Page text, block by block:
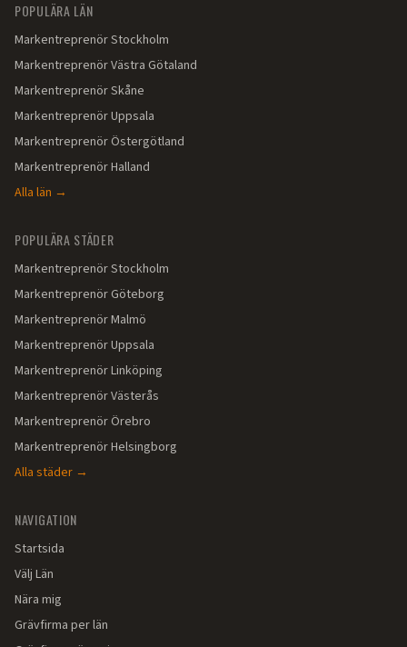
POPULÄRA LÄN
MarkentreprenörStockholm
MarkentreprenörVästra Götaland
MarkentreprenörSkåne
MarkentreprenörUppsala
MarkentreprenörÖstergötland
MarkentreprenörHalland
Alla län →
POPULÄRA STÄDER
MarkentreprenörStockholm
MarkentreprenörGöteborg
MarkentreprenörMalmö
MarkentreprenörUppsala
MarkentreprenörLinköping
MarkentreprenörVästerås
MarkentreprenörÖrebro
MarkentreprenörHelsingborg
Alla städer →
NAVIGATION
Startsida
Välj Län
Nära mig
Grävfirma per län